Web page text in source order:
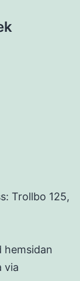
Trollbo 125,
hemsidan
via